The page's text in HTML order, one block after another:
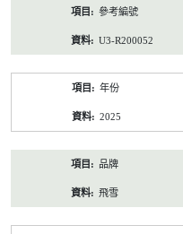
參考編號
U3-R200052
年份
2025
品牌
飛雪